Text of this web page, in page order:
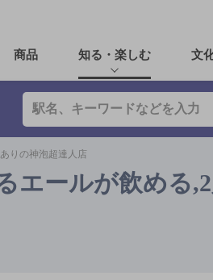
商品 知る・楽しむ 文
りの神泡超達人店
エールが飲める